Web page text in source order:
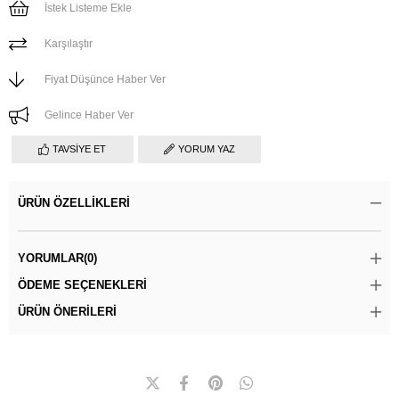
İstek Listeme Ekle
Karşılaştır
Fiyat Düşünce Haber Ver
Gelince Haber Ver
TAVSIYE ET YORUM YAZ
ÜRÜN ÖZELLIKLERI
YORUMLAR(0)
ÖDEME SEÇENEKLERI
ÜRÜN ÖNERILERI